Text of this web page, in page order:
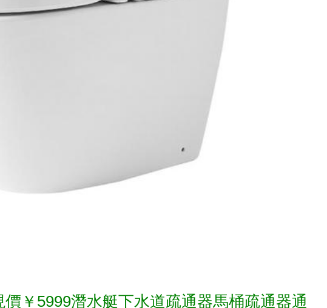
￥5999潛水艇下水道疏通器馬桶疏通器通